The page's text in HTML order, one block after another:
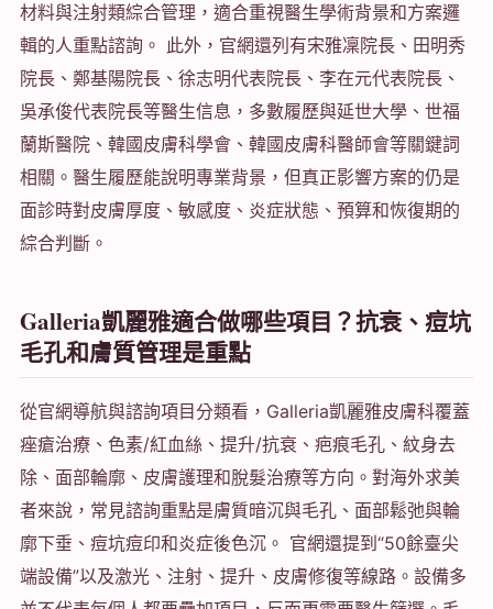
材料與注射類綜合管理，適合重視醫生學術背景和方案邏
輯的人重點諮詢。 此外，官網還列有宋雅凜院長、田明秀
院長、鄭基陽院長、徐志明代表院長、李在元代表院長、
吳承俊代表院長等醫生信息，多數履歷與延世大學、世福
蘭斯醫院、韓國皮膚科學會、韓國皮膚科醫師會等關鍵詞
相關。醫生履歷能說明專業背景，但真正影響方案的仍是
面診時對皮膚厚度、敏感度、炎症狀態、預算和恢復期的
綜合判斷。
Galleria凱麗雅適合做哪些項目？抗衰、痘坑
毛孔和膚質管理是重點
從官網導航與諮詢項目分類看，Galleria凱麗雅皮膚科覆蓋
痤瘡治療、色素/紅血絲、提升/抗衰、疤痕毛孔、紋身去
除、面部輪廓、皮膚護理和脫髮治療等方向。對海外求美
者來說，常見諮詢重點是膚質暗沉與毛孔、面部鬆弛與輪
廓下垂、痘坑痘印和炎症後色沉。 官網還提到“50餘臺尖
端設備”以及激光、注射、提升、皮膚修復等線路。設備多